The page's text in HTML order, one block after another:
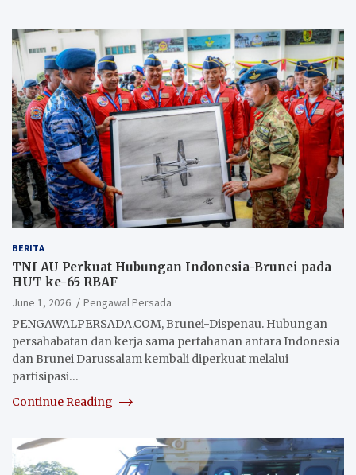
BERITA
TNI AU Perkuat Hubungan Indonesia-Brunei pada
HUT ke-65 RBAF
June 1, 2026
Pengawal Persada
PENGAWALPERSADA.COM, Brunei-Dispenau. Hubungan
persahabatan dan kerja sama pertahanan antara Indonesia
dan Brunei Darussalam kembali diperkuat melalui
partisipasi…
Continue Reading